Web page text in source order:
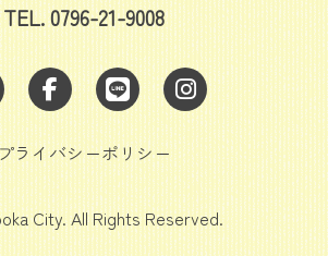
TEL. 0796-21-9008
ライバシーポリシー
City. All Rights Reserved.